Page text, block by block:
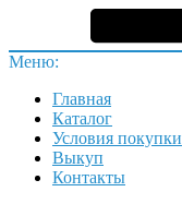
Меню:
Главная
Каталог
Условия покупки
Выкуп
Контакты